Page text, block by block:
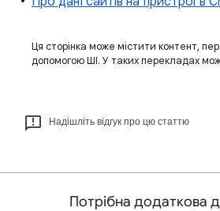
Ця сторінка може містити контент,
допомогою ШІ. У таких перекладах
Надішліть відгук про цю статтю
Потрібна додаткова